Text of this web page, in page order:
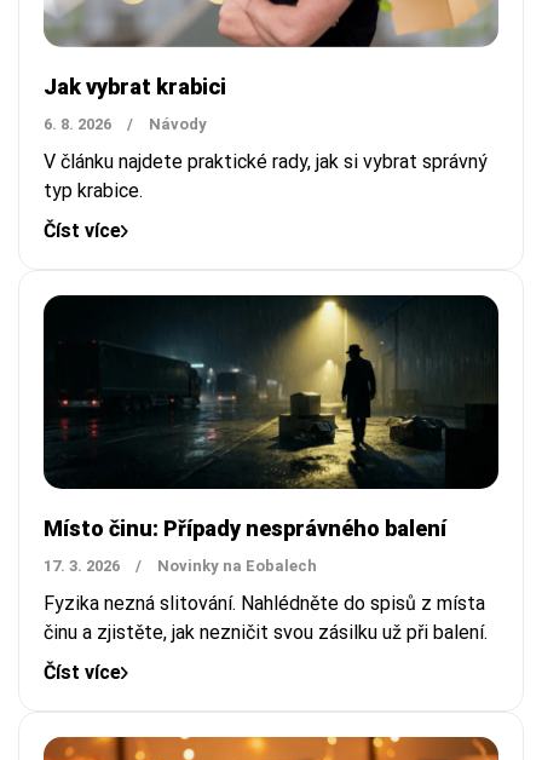
Jak vybrat krabici
6. 8. 2026 / Návody
V článku najdete praktické rady, jak si vybrat správný
typ krabice.
Číst více
Místo činu: Případy nesprávného balení
17. 3. 2026 / Novinky na Eobalech
Fyzika nezná slitování. Nahlédněte do spisů z místa
činu a zjistěte, jak nezničit svou zásilku už při balení.
Číst více